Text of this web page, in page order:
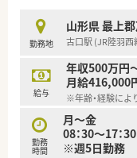
り地域住民の健
■他職種と緊密
宅へのスムーズ
勤務地
山形県 最上
古口駅 (JR陸羽西
給与
年収500万円
月給416,000
※年齢・経験によ
勤務
時間
月～金
08：30～17：
※週5日勤務